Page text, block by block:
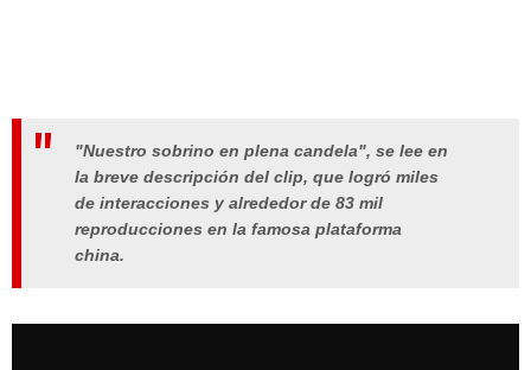
"Nuestro sobrino en plena candela", se lee en
la breve descripción del clip, que logró miles
de interacciones y alrededor de 83 mil
reproducciones en la famosa plataforma
china.